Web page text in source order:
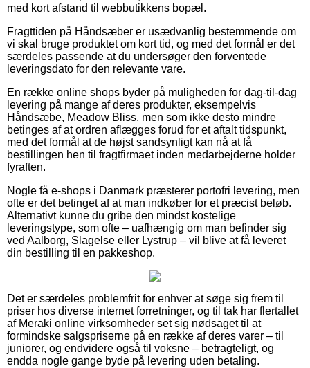
med kort afstand til webbutikkens bopæl.
Fragttiden på Håndsæber er usædvanlig bestemmende om
vi skal bruge produktet om kort tid, og med det formål er det
særdeles passende at du undersøger den forventede
leveringsdato for den relevante vare.
En række online shops byder på muligheden for dag-til-dag
levering på mange af deres produkter, eksempelvis
Håndsæbe, Meadow Bliss, men som ikke desto mindre
betinges af at ordren aflægges forud for et aftalt tidspunkt,
med det formål at de højst sandsynligt kan nå at få
bestillingen hen til fragtfirmaet inden medarbejderne holder
fyraften.
Nogle få e-shops i Danmark præsterer portofri levering, men
ofte er det betinget af at man indkøber for et præcist beløb.
Alternativt kunne du gribe den mindst kostelige
leveringstype, som ofte – uafhængig om man befinder sig
ved Aalborg, Slagelse eller Lystrup – vil blive at få leveret
din bestilling til en pakkeshop.
Det er særdeles problemfrit for enhver at søge sig frem til
priser hos diverse internet forretninger, og til tak har flertallet
af Meraki online virksomheder set sig nødsaget til at
formindske salgspriserne på en række af deres varer – til
juniorer, og endvidere også til voksne – betragteligt, og
endda nogle gange byde på levering uden betaling.